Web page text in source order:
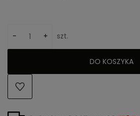
- + szt.
DO KOSZYKA